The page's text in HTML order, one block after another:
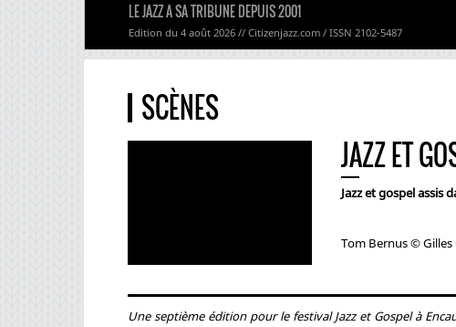
LE JAZZ A SA TRIBUNE DEPUIS 2001
Edition du 4 août 2026 // Citizenjazz.com / ISSN 2102-5487
SCÈNES
JAZZ ET
Jazz et gospel assis
Tom Bernus © Gilles
Une septième édition pour le festival Jazz et Gospel à